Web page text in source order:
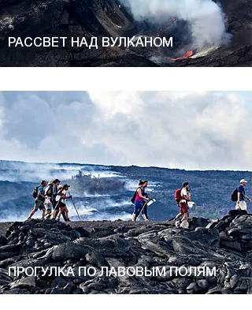
РАССВЕТ НАД ВУЛКАНОМ
ПРОГУЛКА ПО ЛАВОВЫМ ПОЛЯМ